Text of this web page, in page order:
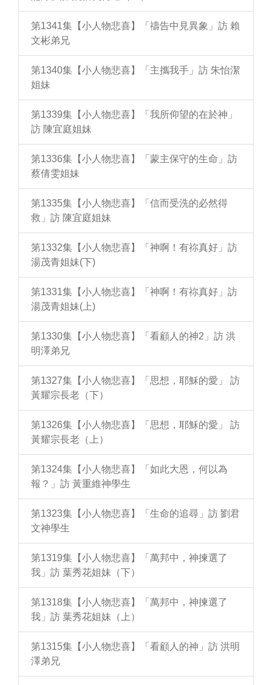
第1341集【小人物悲喜】「禱告中見異象」訪 賴
文彬弟兄
第1340集【小人物悲喜】「主攜我手」訪 朱怡潔
姐妹
第1339集【小人物悲喜】「我所仰望的在於神」
訪 陳宜庭姐妹
第1336集【小人物悲喜】「蒙主保守的生命」訪
蔡倩雯姐妹
第1335集【小人物悲喜】「信而受洗的必然得
救」訪 陳宜庭姐妹
第1332集【小人物悲喜】「神啊！有祢真好」訪
湯茂青姐妹(下)
第1331集【小人物悲喜】「神啊！有祢真好」訪
湯茂青姐妹(上)
第1330集【小人物悲喜】「看顧人的神2」訪 洪
明澤弟兄
第1327集【小人物悲喜】「思想，耶穌的愛」 訪
黃耀宗長老（下）
第1326集【小人物悲喜】「思想，耶穌的愛」 訪
黃耀宗長老（上）
第1324集【小人物悲喜】「如此大恩，何以為
報？」訪 黃重維神學生
第1323集【小人物悲喜】「生命的追尋」訪 劉君
文神學生
第1319集【小人物悲喜】「萬邦中，神揀選了
我」訪 葉秀花姐妹（下）
第1318集【小人物悲喜】「萬邦中，神揀選了
我」訪 葉秀花姐妹（上）
第1315集【小人物悲喜】「看顧人的神」訪 洪明
澤弟兄